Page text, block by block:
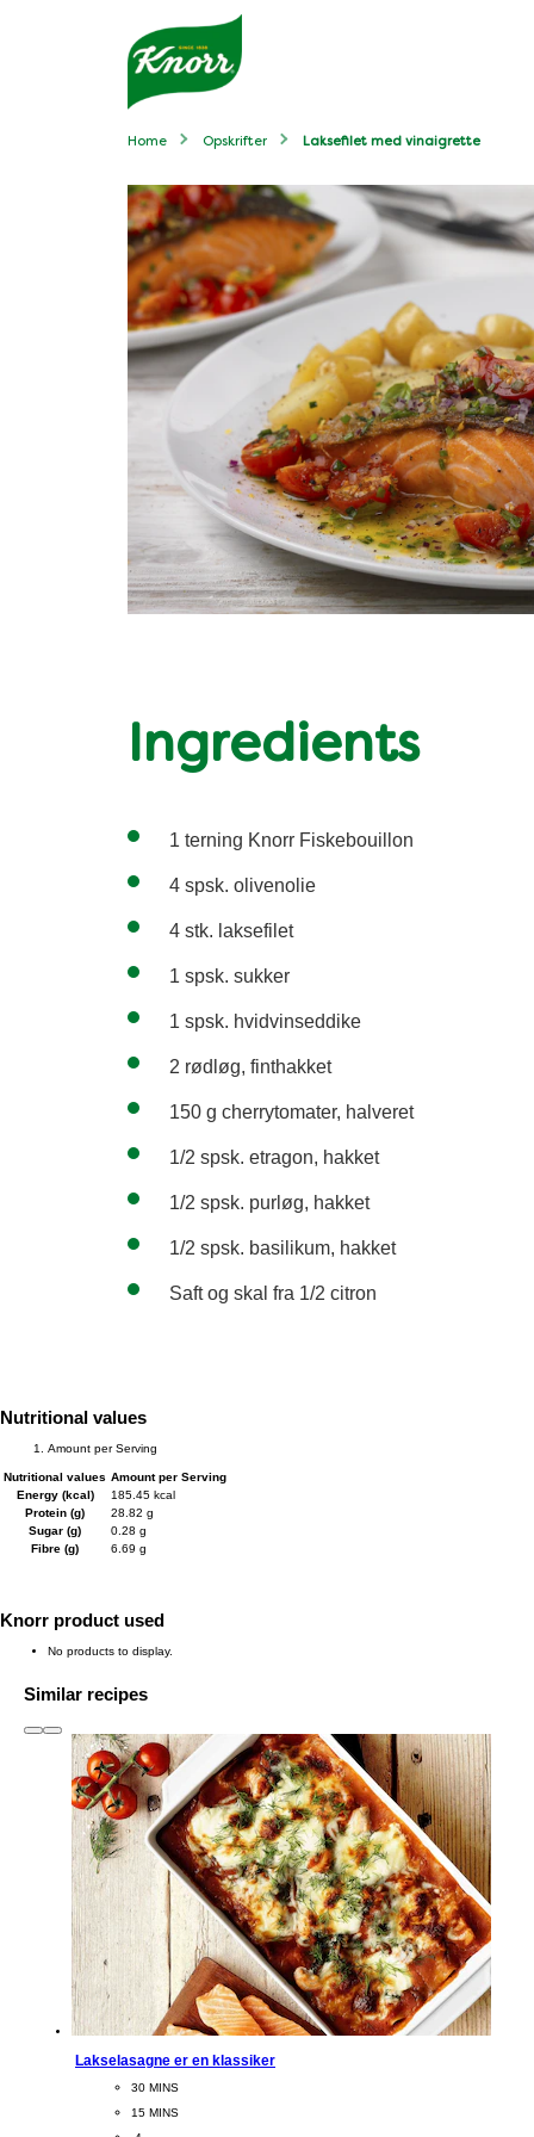
Home Opskrifter Laksefilet med vinaigrette
Ingredients
1 terning Knorr Fiskebouillon
4 spsk. olivenolie
4 stk. laksefilet
1 spsk. sukker
1 spsk. hvidvinseddike
2 rødløg, finthakket
150 g cherrytomater, halveret
1/2 spsk. etragon, hakket
1/2 spsk. purløg, hakket
1/2 spsk. basilikum, hakket
Saft og skal fra 1/2 citron
Nutritional values
Amount per Serving
Nutritional values Amount per Serving
Energy (kcal)
185.45 kcal
Protein (g)
28.82 g
Sugar (g)
0.28 g
Fibre (g)
6.69 g
Knorr product used
No products to display.
Similar recipes
1 to 3 of 6
Lakselasagne er en klassiker
CookingTime
30 MINS
PreparationTime
15 MINS